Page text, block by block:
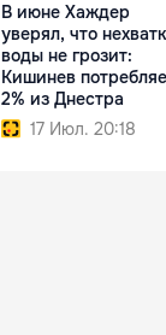
В июне Хаждер
уверял, что
воды не грозит:
Кишинев
2% из Днестра
17 Июл. 20:18